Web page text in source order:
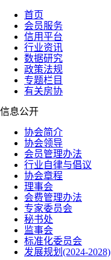
首页
会员服务
信用平台
行业资讯
数据研究
政策法规
专题栏目
有关房协
信息公开
协会简介
协会领导
会员管理办法
行业自律与倡议
协会章程
理事会
会费管理办法
专家委员会
秘书处
监事会
标准化委员会
发展规划(2024-2028)